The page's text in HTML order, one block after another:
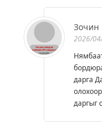
Зочин
2026/
дарга
даргыг